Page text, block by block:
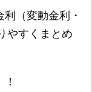
（変動金利・
やすくまとめ